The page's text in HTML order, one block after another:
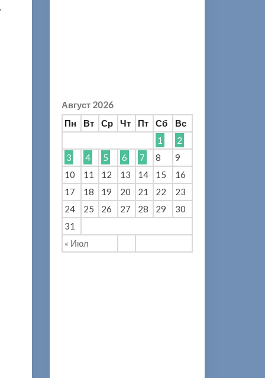
Август 2026
Пн
Вт Ср Чт Пт Сб Вс
« Июл
1
2
3
4 5 6 7 8
9
10
11 12 13 14 15
16
17
18 19 20 21 22
23
24
25 26 27 28 29
30
31